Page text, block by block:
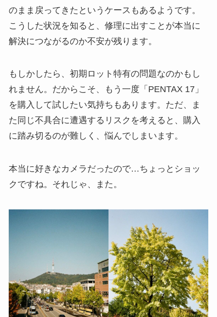
のまま戻ってきたというケースもあるようです。
こうした状況を知ると、修理に出すことが本当に
解決につながるのか不安が残ります。
もしかしたら、初期ロット特有の問題なのかもし
れません。だからこそ、もう一度「PENTAX 17」
を購入して試したい気持ちもあります。ただ、ま
た同じ不具合に遭遇するリスクを考えると、購入
に踏み切るのが難しく、悩んでしまいます。
本当に好きなカメラだったので…ちょっとショッ
クですね。それじゃ、また。